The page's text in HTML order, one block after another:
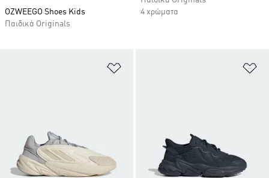
OZWEEGO Shoes Kids
Παιδικά Originals
4 χρώματα
Προσθήκη στη Λίστα Επιθυμιών